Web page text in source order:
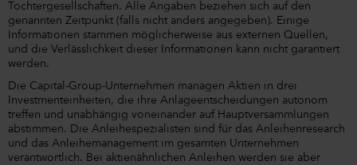
Tochtergesellschaften. Alle Angaben beziehen sich auf den
genannten Zeitpunkt (falls nicht anders angegeben). Einige
Informationen stammen möglicherweise aus externen Quellen,
und die Verlässlichkeit dieser Informationen kann nicht garantiert
werden.
Die Capital-Group-Unternehmen managen Aktien in drei
Investmenteinheiten, die ihre Anlageentscheidungen autonom
treffen und unabhängig voneinander auf Hauptversammlungen
abstimmen. Die Anleihespezialisten sind für das Anleihenresearch
und das Anleihemanagement im gesamten Unternehmen
verantwortlich. Bei aktienähnlichen Anleihen werden sie aber